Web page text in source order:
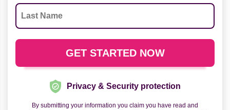
Privacy & Security protection
By submitting your information you claim you have read and